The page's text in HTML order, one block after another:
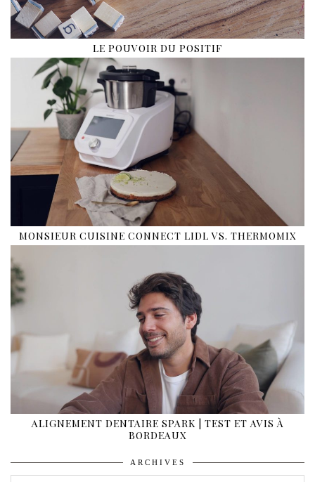
LE POUVOIR DU POSITIF
MONSIEUR CUISINE CONNECT LIDL VS. THERMOMIX
ALIGNEMENT DENTAIRE SPARK | TEST ET AVIS À
BORDEAUX
ARCHIVES